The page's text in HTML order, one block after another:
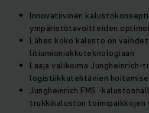
Innovatiivinen
ympäristötavoitteiden
Lähes koko kalusto on
litiumioniakkuteknologiaan
Laaja valikoima Jungheinrich-
logistiikkatehtävien
Jungheinrich FMS -
trukkikaluston toimipaikkojen